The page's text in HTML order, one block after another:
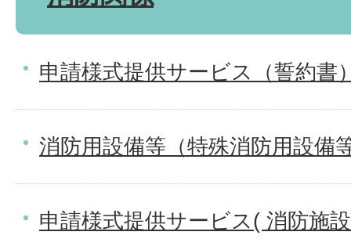
申請様式提供サービス（誓約書
消防用設備等（特殊消防用設備
申請様式提供サービス( 消防施